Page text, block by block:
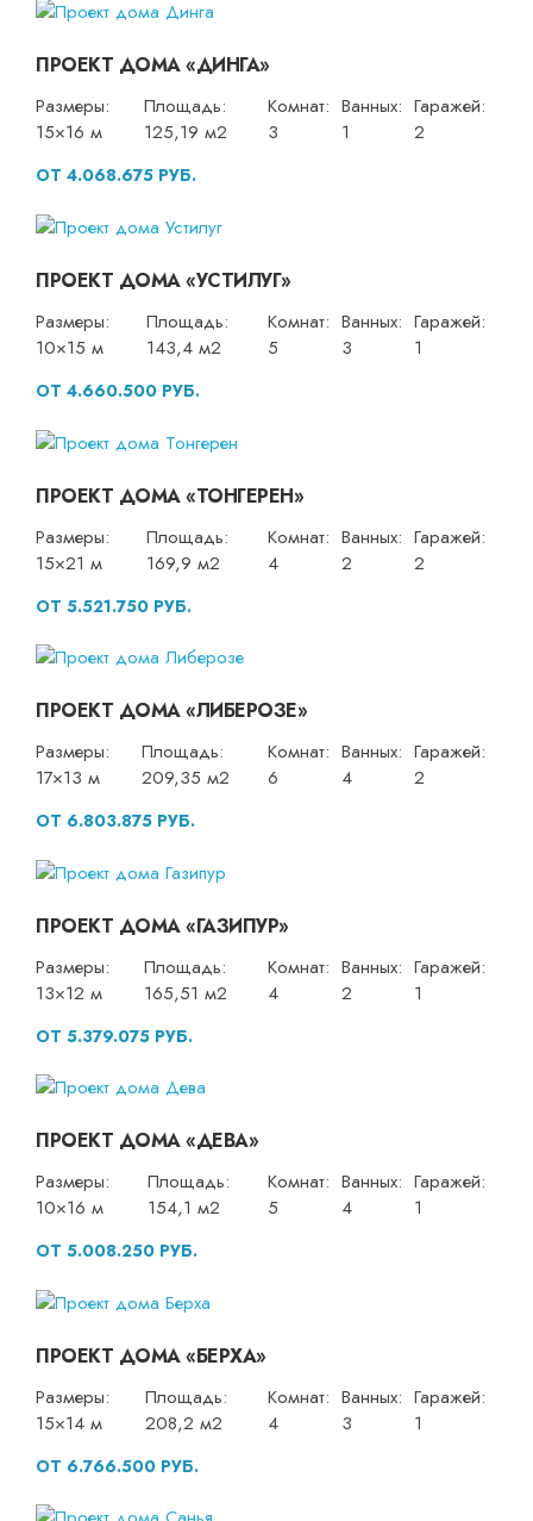
ПРОЕКТ ДОМА «ДИНГА»
Размеры:
15×16 м
Площадь:
125,19 м2
Комнат:
3
Ванных:
1
Гаражей:
2
ОТ 4.068.675 РУБ.
ПРОЕКТ ДОМА «УСТИЛУГ»
Размеры:
10×15 м
Площадь:
143,4 м2
Комнат:
5
Ванных:
3
Гаражей:
1
ОТ 4.660.500 РУБ.
ПРОЕКТ ДОМА «ТОНГЕРЕН»
Размеры:
15×21 м
Площадь:
169,9 м2
Комнат:
4
Ванных:
2
Гаражей:
2
ОТ 5.521.750 РУБ.
ПРОЕКТ ДОМА «ЛИБЕРОЗЕ»
Размеры:
17×13 м
Площадь:
209,35 м2
Комнат:
6
Ванных:
4
Гаражей:
2
ОТ 6.803.875 РУБ.
ПРОЕКТ ДОМА «ГАЗИПУР»
Размеры:
13×12 м
Площадь:
165,51 м2
Комнат:
4
Ванных:
2
Гаражей:
1
ОТ 5.379.075 РУБ.
ПРОЕКТ ДОМА «ДЕВА»
Размеры:
10×16 м
Площадь:
154,1 м2
Комнат:
5
Ванных:
4
Гаражей:
1
ОТ 5.008.250 РУБ.
ПРОЕКТ ДОМА «БЕРХА»
Размеры:
15×14 м
Площадь:
208,2 м2
Комнат:
4
Ванных:
3
Гаражей:
1
ОТ 6.766.500 РУБ.